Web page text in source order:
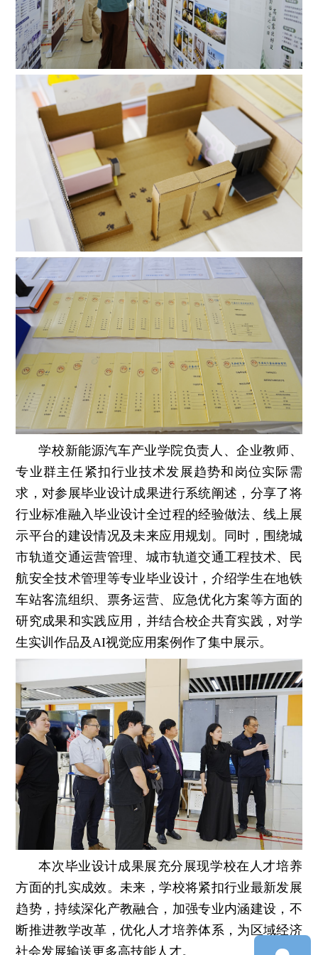
学校新能源汽车产业学院负责人、企业教师、
专业群主任紧扣行业技术发展趋势和岗位实际需
求，对参展毕业设计成果进行系统阐述，分享了将
行业标准融入毕业设计全过程的经验做法、线上展
示平台的建设情况及未来应用规划。同时，围绕城
市轨道交通运营管理、城市轨道交通工程技术、民
航安全技术管理等专业毕业设计，介绍学生在地铁
车站客流组织、票务运营、应急优化方案等方面的
研究成果和实践应用，并结合校企共育实践，对学
生实训作品及AI视觉应用案例作了集中展示。
本次毕业设计成果展充分展现学校在人才培养
方面的扎实成效。未来，学校将紧扣行业最新发展
趋势，持续深化产教融合，加强专业内涵建设，不
断推进教学改革，优化人才培养体系，为区域经济
社会发展输送更多高技能人才。